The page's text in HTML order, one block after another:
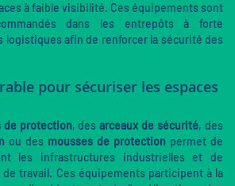
à faible visibilité. Ces équipements sont
dans les entrepôts à forte
logistiques afin de renforcer la sécurité des
pour sécuriser les espaces
de protection, desarceaux de sécurité, des
ou des mousses de protection permet de
les infrastructures industrielles et de
travail. Ces équipements participent à la